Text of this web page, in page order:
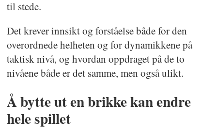
til stede.
Det krever innsikt og forståelse både for den
overordnede helheten og for dynamikkene på
taktisk nivå, og hvordan oppdraget på de to
nivåene både er det samme, men også ulikt.
Å bytte ut en brikke kan endre
hele spillet